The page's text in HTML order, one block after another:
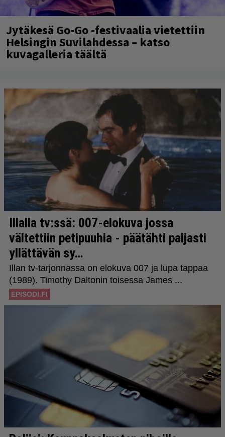
Jytäkesä Go-Go -festivaalia vietettiin
Helsingin Suvilahdessa – katso
kuvagalleria täältä